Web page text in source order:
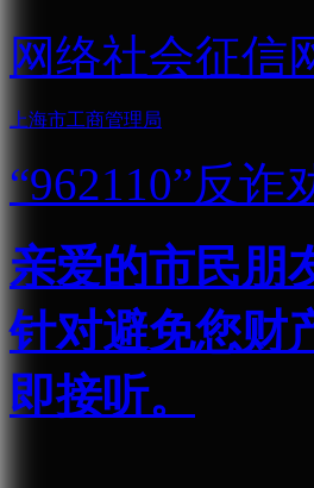
网络社会征信
上海市工商管理局
“962110”反诈
亲爱的市民朋
针对避免您财
即接听。